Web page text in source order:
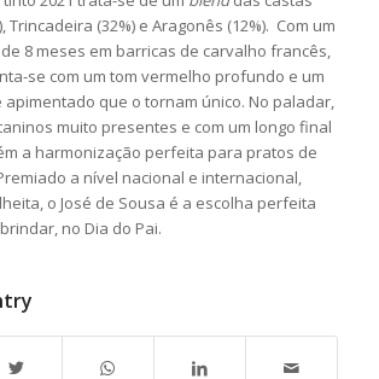
Trincadeira (32%) e Aragonês (12%). Com um
8 meses em barricas de carvalho francês,
se com um tom vermelho profundo e um
que o tornam único. No paladar,
muito presentes e com um longo final
a harmonização perfeita para pratos de
a nível nacional e internacional,
o José de Sousa é a escolha perfeita
no Dia do Pai.